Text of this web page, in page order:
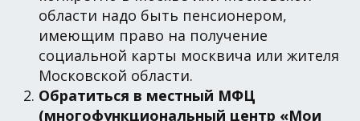
области надо быть пенсионером,
имеющим право на получение
социальной карты москвича или жителя
Московской области.
Обратиться в местный МФЦ
(многофункциональный центр «Мои